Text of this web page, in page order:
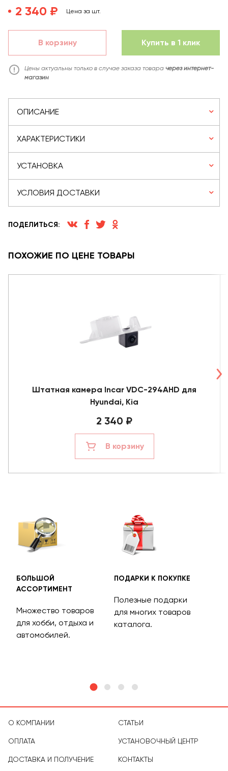
2 340 ₽ Цена за шт.
В корзину Купить в 1 клик
Цены актуальны только в случае заказа товара через интернет-
магазин
ОПИСАНИЕ
ХАРАКТЕРИСТИКИ
УСТАНОВКА
УСЛОВИЯ ДОСТАВКИ
ПОДЕЛИТЬСЯ:
ПОХОЖИЕ ПО ЦЕНЕ ТОВАРЫ
Штатная камера Incar VDC-294AHD для
Hyundai, Kia
2 340 ₽
В корзину
БОЛЬШОЙ
АССОРТИМЕНТ
Множество товаров
для хобби, отдыха и
автомобилей.
ПОДАРКИ К ПОКУПКЕ
Полезные подарки
для многих товаров
каталога.
О КОМПАНИИ
ОПЛАТА
ДОСТАВКА И ПОЛУЧЕНИЕ
СТАТЬИ
УСТАНОВОЧНЫЙ ЦЕНТР
КОНТАКТЫ